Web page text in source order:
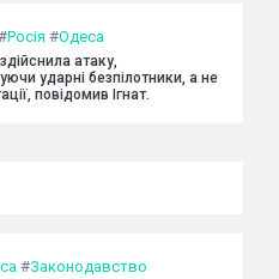
Росія #Одеса
атаку,
ударні безпілотники, а не
повідомив Ігнат.
#Законодавство